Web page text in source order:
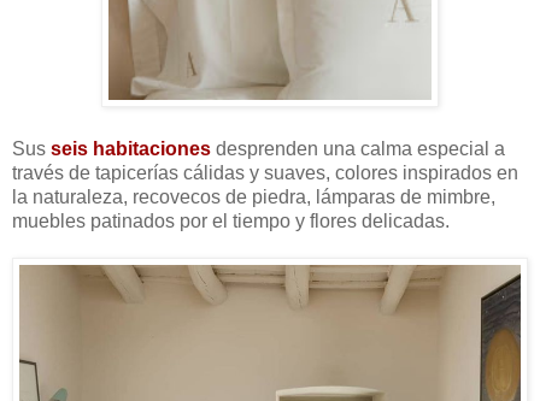
Sus seis habitaciones desprenden una calma especial a
través de tapicerías cálidas y suaves, colores inspirados en
la naturaleza, recovecos de piedra, lámparas de mimbre,
muebles patinados por el tiempo y flores delicadas.